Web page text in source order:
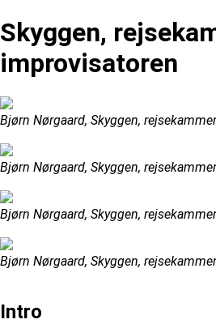
Skyggen,
improvisatoren
Bjørn Nørgaard, Skyggen,
Bjørn Nørgaard, Skyggen,
Bjørn Nørgaard, Skyggen,
Bjørn Nørgaard, Skyggen,
Intro